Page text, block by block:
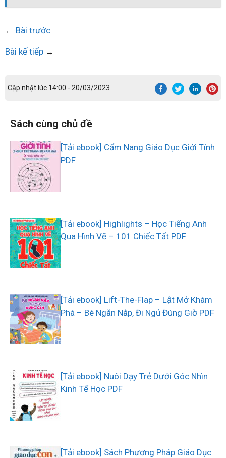
← Bài trước
Bài kế tiếp →
Cập nhật lúc 14:00 - 20/03/2023
Sách cùng chủ đề
[Tải ebook] Cẩm Nang Giáo Dục Giới Tính
PDF
[Tải ebook] Highlights – Học Tiếng Anh
Qua Hình Vẽ – 101 Chiếc Tất PDF
[Tải ebook] Lift-The-Flap – Lật Mở Khám
Phá – Bé Ngăn Nắp, Đi Ngủ Đúng Giờ PDF
[Tải ebook] Nuôi Dạy Trẻ Dưới Góc Nhìn
Kinh Tế Học PDF
[Tải ebook] Sách Phương Pháp Giáo Dục